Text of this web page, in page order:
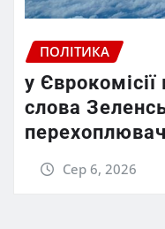
ПОЛІТИКА
у
слова
Сер 6, 2026